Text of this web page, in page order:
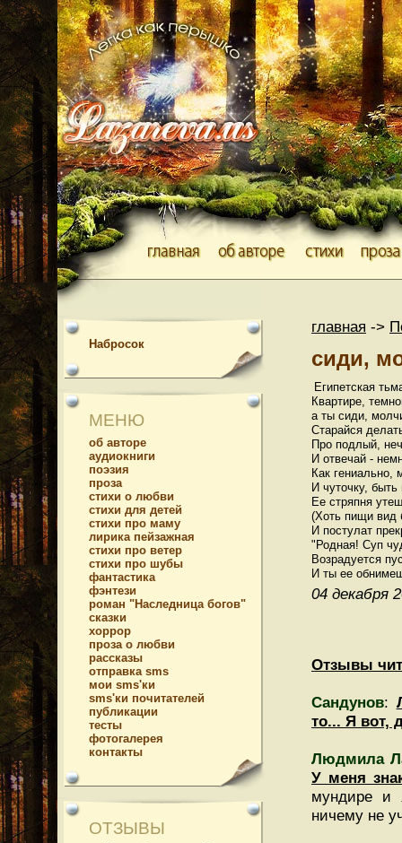
Набросок
МЕНЮ
об авторе
аудиокниги
поэзия
проза
стихи о любви
стихи для детей
стихи про маму
лирика пейзажная
стихи про ветер
стихи про шубы
фантастика
фэнтези
роман "Наследница богов"
сказки
хоррор
проза о любви
рассказы
отправка sms
мои sms'ки
sms'ки почитателей
публикации
тесты
фотогалерея
контакты
ОТЗЫВЫ
главная ->
сиди,
Египетская
Квартире,
а ты сиди,
Старайся
Про подлый,
И отвечай -
Как гениально,
И чуточку,
Ее стряпня
(Хоть пищи вид
И постулат
"Родная! Суп
Возрадуется
04 декабря
Отзывы
Сандунов:
то... Я вот,
Людмила
У меня
мундире и
ничему не